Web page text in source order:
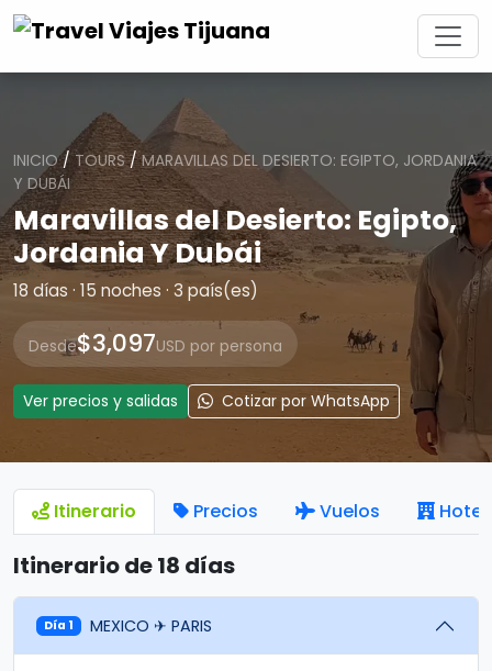
INICIO/TOURS/MARAVILLAS DEL DESIERTO: EGIPTO, JORDANIA
Y DUBÁI
Maravillas del Desierto: Egipto,
Jordania Y Dubái
18 días · 15 noches · 3 país(es)
Desde$3,097USD por persona
Ver precios y salidas Cotizar por WhatsApp
Itinerario Precios Vuelos
Itinerario de 18 días
Día 1 MEXICO ✈ PARIS